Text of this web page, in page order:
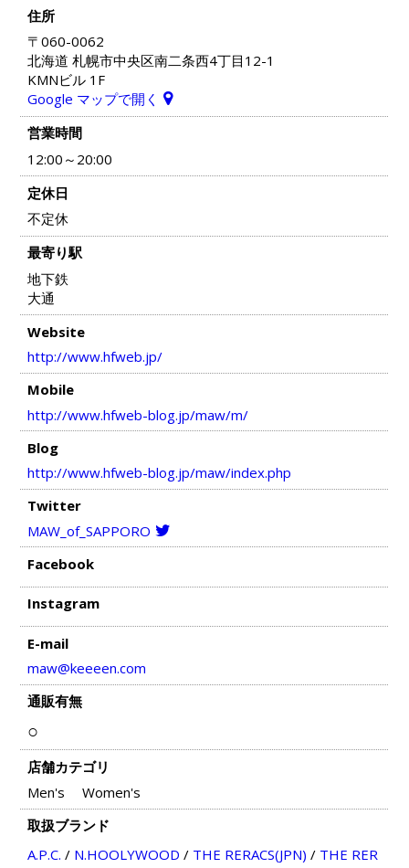
住所
〒060-0062
北海道 札幌市中央区南二条西4丁目12-1
KMNビル 1F
Google マップで開く
営業時間
12:00～20:00
定休日
不定休
最寄り駅
地下鉄
大通
Website
http://www.hfweb.jp/
Mobile
http://www.hfweb-blog.jp/maw/m/
Blog
http://www.hfweb-blog.jp/maw/index.php
Twitter
MAW_of_SAPPORO
Facebook
Instagram
E-mail
maw@keeeen.com
通販有無
○
店舗カテゴリ
Men's
Women's
取扱ブランド
A.P.C. / N.HOOLYWOOD / THE RERACS(JPN) / THE RER